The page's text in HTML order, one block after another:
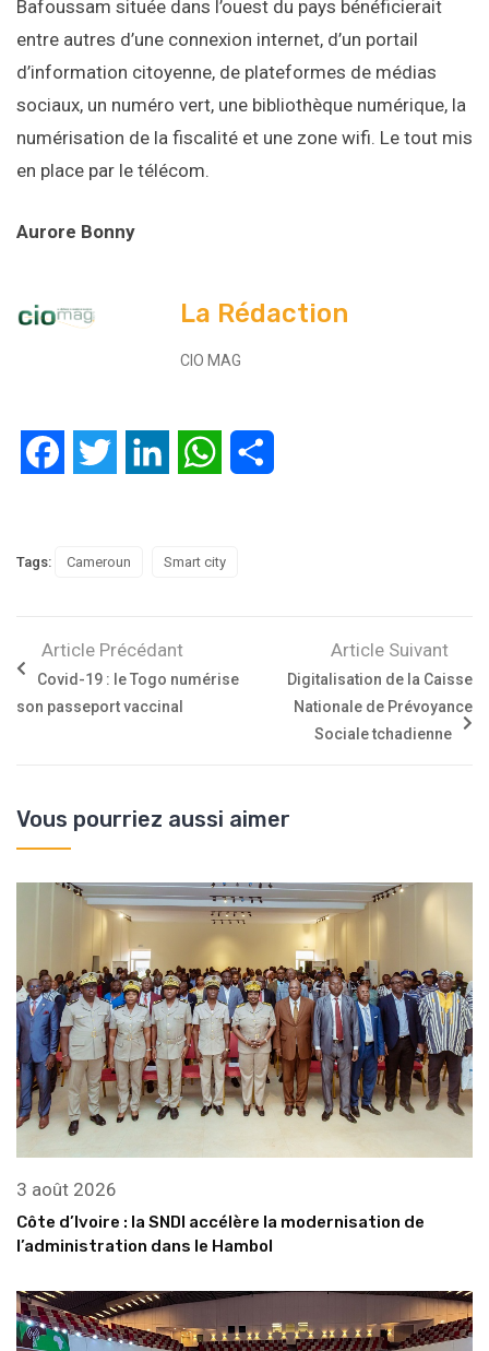
Bafoussam située dans l’ouest du pays bénéficierait
entre autres d’une connexion internet, d’un portail
d’information citoyenne, de plateformes de médias
sociaux, un numéro vert, une bibliothèque numérique, la
numérisation de la fiscalité et une zone wifi. Le tout mis
en place par le télécom.
Aurore Bonny
La Rédaction
CIO MAG
FacebookTwitter LinkedIn WhatsApp
Tags: Cameroun Smart city
Article Précédant
Covid-19 : le Togo numérise
son passeport vaccinal
Article Suivant
Digitalisation de la Caisse
Nationale de Prévoyance
Sociale tchadienne
Vous pourriez aussi aimer
3 août 2026
Côte d’Ivoire : la SNDI accélère la modernisation de
l’administration dans le Hambol